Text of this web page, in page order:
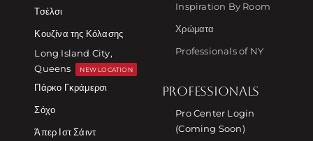
Τσέλσι
Κουζίνα της Κόλασης
Long Island City,
Queens
NEW LOCATION
Πάρκο Γκράμερσι
Σόχο
Άπερ Ιστ Σάιντ
Inspiration By Room
Χρώματα
Professionals of NY
PROFESSIONALS
Pro Center Login
(Coming Soon)